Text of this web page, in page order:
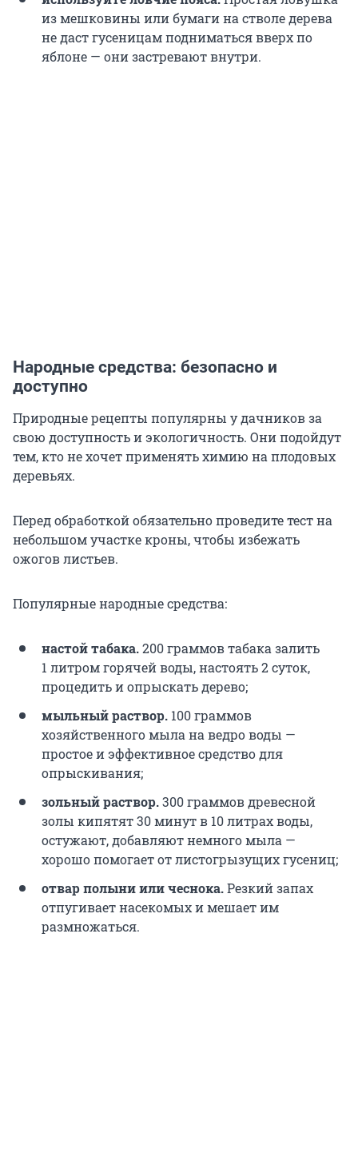
из мешковины или бумаги на стволе дерева
не даст гусеницам подниматься вверх по
яблоне — они застревают внутри.
Народные средства: безопасно и
доступно
Природные рецепты популярны у дачников за
свою доступность и экологичность. Они подойдут
тем, кто не хочет применять химию на плодовых
деревьях.
Перед обработкой обязательно проведите тест на
небольшом участке кроны, чтобы избежать
ожогов листьев.
Популярные народные средства:
настой табака.200 граммовтабака залить
1 литромгорячей воды, настоять 2 суток,
процедить и опрыскать дерево;
мыльный раствор. 100 граммов
хозяйственного мыла на ведро воды —
простое и эффективное средство для
опрыскивания;
зольный раствор.300 граммовдревесной
золы кипятят 30 минут в 10 литрахводы,
остужают, добавляют немного мыла —
хорошо помогает от листогрызущих гусениц;
отвар полыни или чеснока.Резкий запах
отпугивает насекомых и мешает им
размножаться.